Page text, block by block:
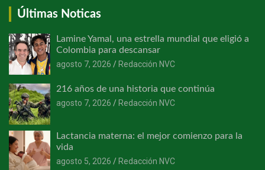
Últimas Noticas
Lamine Yamal, una estrella mundial que eligió a
Colombia para descansar
agosto 7, 2026
Redacción NVC
216 años de una historia que continúa
agosto 7, 2026
Redacción NVC
Lactancia materna: el mejor comienzo para la
vida
agosto 5, 2026
Redacción NVC